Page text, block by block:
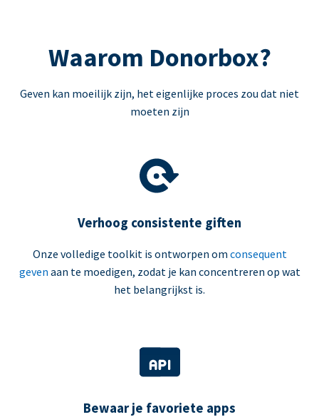
Waarom Donorbox?
Geven kan moeilijk zijn, het eigenlijke proces zou dat niet
moeten zijn
Verhoog consistente giften
Onze volledige toolkit is ontworpen om consequent
geven aan te moedigen, zodat je kan concentreren op wat
het belangrijkst is.
Bewaar je favoriete apps